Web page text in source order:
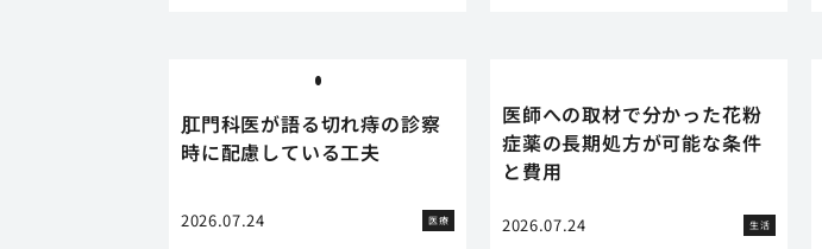
肛門科医が語る切れ痔の診察
時に配慮している工夫
2026.07.24 医療
医師への取材で分かった花粉
症薬の長期処方が可能な条件
と費用
2026.07.24 生活